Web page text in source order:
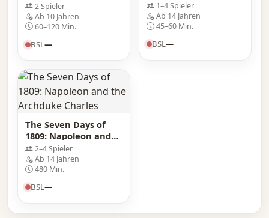
2 Spieler
Ab 10 Jahren
60–120 Min.
BSL —
1–4 Spieler
Ab 14 Jahren
45–60 Min.
BSL—
The Seven Days of
1809: Napoleon and
the Archduke Charles
2–4 Spieler
Ab 14 Jahren
480 Min.
BSL—